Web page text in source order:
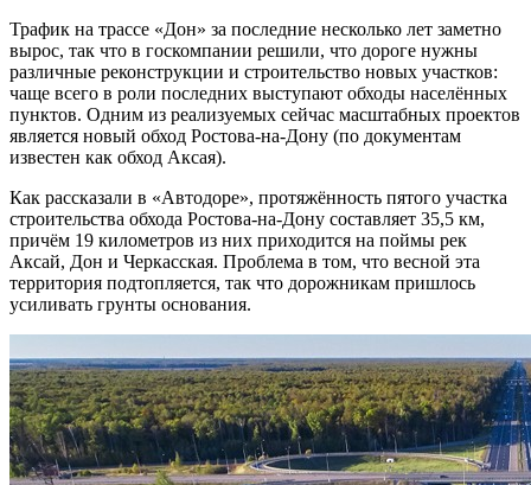
Трафик на трассе «Дон» за последние несколько лет заметно
вырос, так что в госкомпании решили, что дороге нужны
различные реконструкции и строительство новых участков:
чаще всего в роли последних выступают обходы населённых
пунктов. Одним из реализуемых сейчас масштабных проектов
является новый обход Ростова-на-Дону (по документам
известен как обход Аксая).
Как рассказали в «Автодоре», протяжённость пятого участка
строительства обхода Ростова-на-Дону составляет 35,5 км,
причём 19 километров из них приходится на поймы рек
Аксай, Дон и Черкасская. Проблема в том, что весной эта
территория подтопляется, так что дорожникам пришлось
усиливать грунты основания.